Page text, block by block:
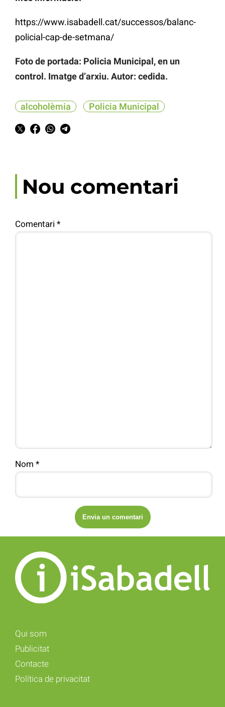
https://www.isabadell.cat/successos/balanc-
policial-cap-de-setmana/
Foto de portada: Policia Municipal, en un
control. Imatge d’arxiu. Autor: cedida.
alcoholèmia Policia Municipal
Nou comentari
Comentari *
Nom *
Qui som
Publicitat
Contacte
Política de privacitat